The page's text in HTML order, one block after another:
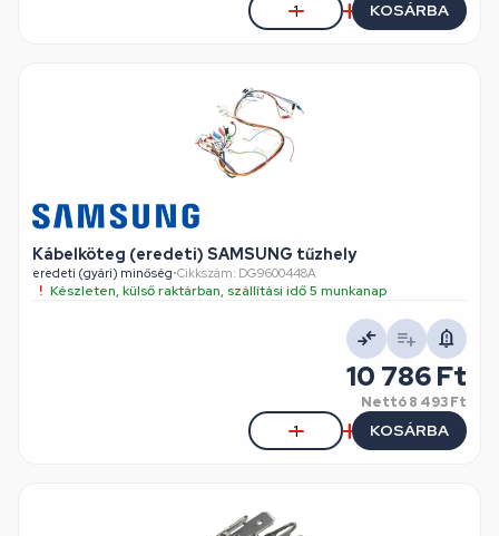
KOSÁRBA
Kábelköteg (eredeti) SAMSUNG tűzhely
eredeti (gyári) minőség•Cikkszám: DG9600448A
Készleten, külső raktárban, szállítási idő 5 munkanap
10 786 Ft
Nettó8 493 Ft
KOSÁRBA